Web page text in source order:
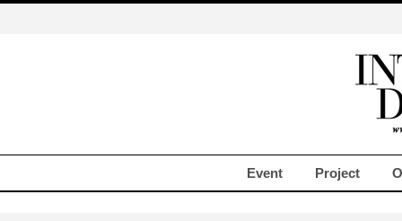
Event Project